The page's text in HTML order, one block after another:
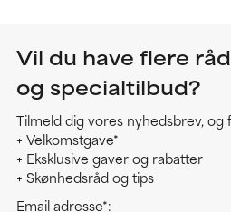
Vil du have flere
og specialtilbud?
Tilmeld dig vores nyhedsbrev, og
+ Velkomstgave*
+ Eksklusive gaver og rabatter
+ Skønhedsråd og tips
Email adresse*: